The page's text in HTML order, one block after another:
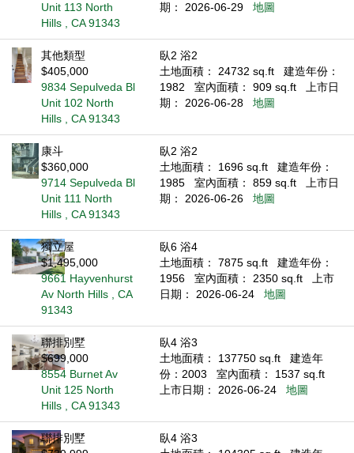
Unit 113 North
Hills , CA 91343
期： 2026-06-29
地圖
其他類型
$405,000
9834 Sepulveda Bl
Unit 102 North
Hills , CA 91343
臥2 浴2
土地面積： 24732 sq.ft
建造年份：
1982
室內面積： 909 sq.ft
上市日
期： 2026-06-28
地圖
康斗
$360,000
9714 Sepulveda Bl
Unit 111 North
Hills , CA 91343
臥2 浴2
土地面積： 1696 sq.ft
建造年份：
1985
室內面積： 859 sq.ft
上市日
期： 2026-06-26
地圖
獨立屋
$1,495,000
9661 Hayvenhurst
Av North Hills , CA
91343
臥6 浴4
土地面積： 7875 sq.ft
建造年份：
1956
室內面積： 2350 sq.ft
上市
日期： 2026-06-24
地圖
聯排別墅
$699,000
8554 Burnet Av
Unit 125 North
Hills , CA 91343
臥4 浴3
土地面積： 137750 sq.ft
建造年
份：2003
室內面積： 1537 sq.ft
上市日期： 2026-06-24
地圖
聯排別墅
臥4 浴3